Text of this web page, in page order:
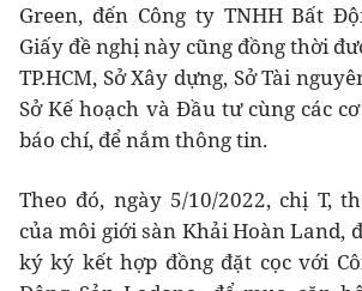
Green, đến Công ty TNHH Bất
Giấy đề nghị này cũng đồng thời
TP.HCM, Sở Xây dựng, Sở Tài
Sở Kế hoạch và Đầu tư cùng các
báo chí, để nắm thông tin.
Theo đó, ngày 5/10/2022, chị T,
của môi giới sàn Khải Hoàn Land,
ký ký kết hợp đồng đặt cọc với